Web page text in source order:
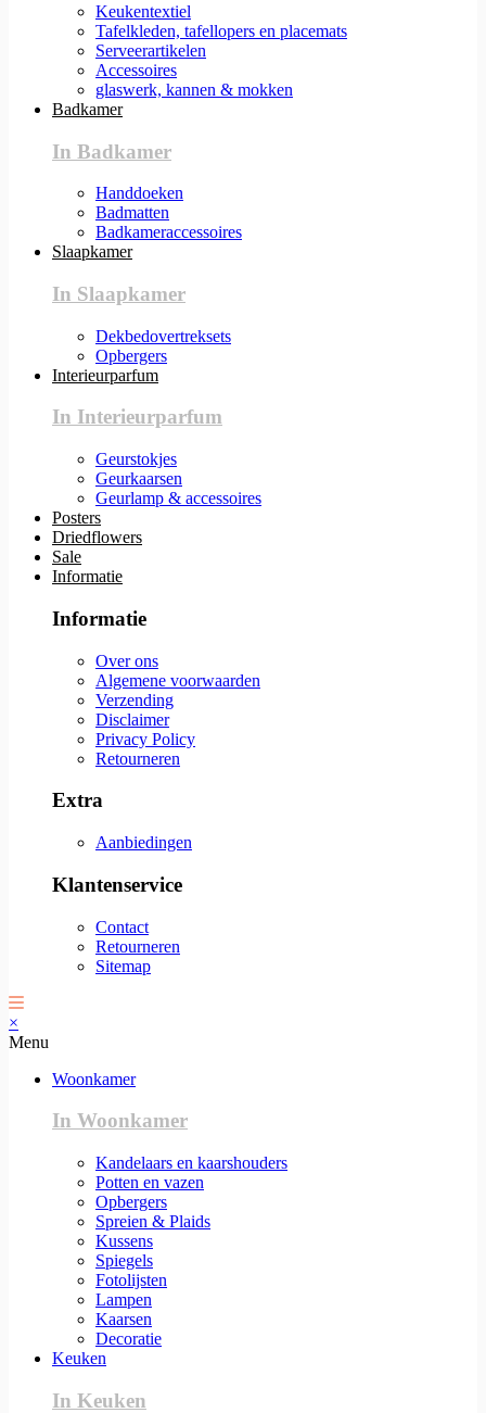
Keukentextiel
Tafelkleden, tafellopers en placemats
Serveerartikelen
Accessoires
glaswerk, kannen & mokken
Badkamer
In Badkamer
Handdoeken
Badmatten
Badkameraccessoires
Slaapkamer
In Slaapkamer
Dekbedovertreksets
Opbergers
Interieurparfum
In Interieurparfum
Geurstokjes
Geurkaarsen
Geurlamp & accessoires
Posters
Driedflowers
Sale
Informatie
Informatie
Over ons
Algemene voorwaarden
Verzending
Disclaimer
Privacy Policy
Retourneren
Extra
Aanbiedingen
Klantenservice
Contact
Retourneren
Sitemap
×
Menu
Woonkamer
In Woonkamer
Kandelaars en kaarshouders
Potten en vazen
Opbergers
Spreien & Plaids
Kussens
Spiegels
Fotolijsten
Lampen
Kaarsen
Decoratie
Keuken
In Keuken